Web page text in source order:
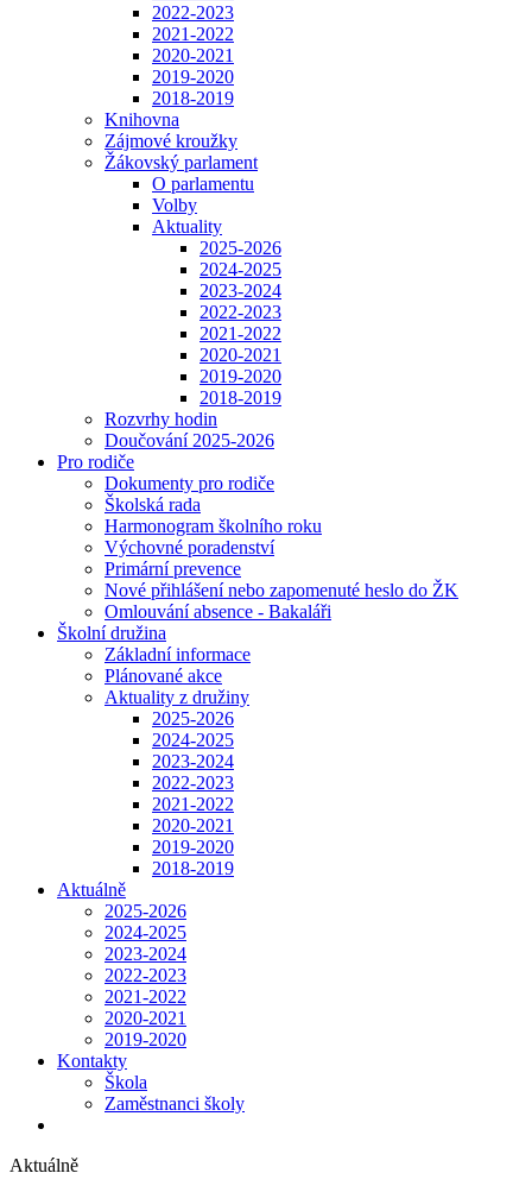
2022-2023
2021-2022
2020-2021
2019-2020
2018-2019
Knihovna
Zájmové kroužky
Žákovský parlament
O parlamentu
Volby
Aktuality
2025-2026
2024-2025
2023-2024
2022-2023
2021-2022
2020-2021
2019-2020
2018-2019
Rozvrhy hodin
Doučování 2025-2026
Pro rodiče
Dokumenty pro rodiče
Školská rada
Harmonogram školního roku
Výchovné poradenství
Primární prevence
Nové přihlášení nebo zapomenuté heslo do ŽK
Omlouvání absence - Bakaláři
Školní družina
Základní informace
Plánované akce
Aktuality z družiny
2025-2026
2024-2025
2023-2024
2022-2023
2021-2022
2020-2021
2019-2020
2018-2019
Aktuálně
2025-2026
2024-2025
2023-2024
2022-2023
2021-2022
2020-2021
2019-2020
Kontakty
Škola
Zaměstnanci školy
Aktuálně